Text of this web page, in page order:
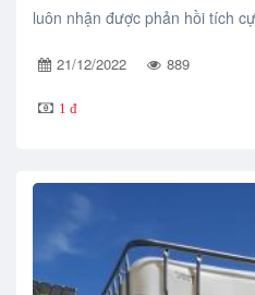
luôn nhận được phản hồi tích
21/12/2022 889
1 đ